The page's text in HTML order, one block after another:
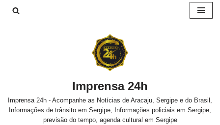
Imprensa 24h
Imprensa 24h - Acompanhe as Notícias de Aracaju, Sergipe e do Brasil,
Informações de trânsito em Sergipe, Informações policiais em Sergipe,
previsão do tempo, agenda cultural em Sergipe